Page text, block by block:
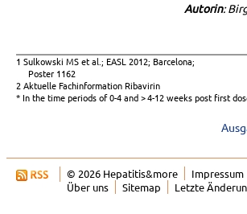
Autorin:
1 Sulkowski MS et al.; EASL 2012; Barcelona;
Poster 1162
2 Aktuelle Fachinformation Ribavirin
* In the time periods of 0-4 and > 4-12 weeks post first
© 2026 Hepatitis&more Impressum
Über uns
Sitemap Letzte